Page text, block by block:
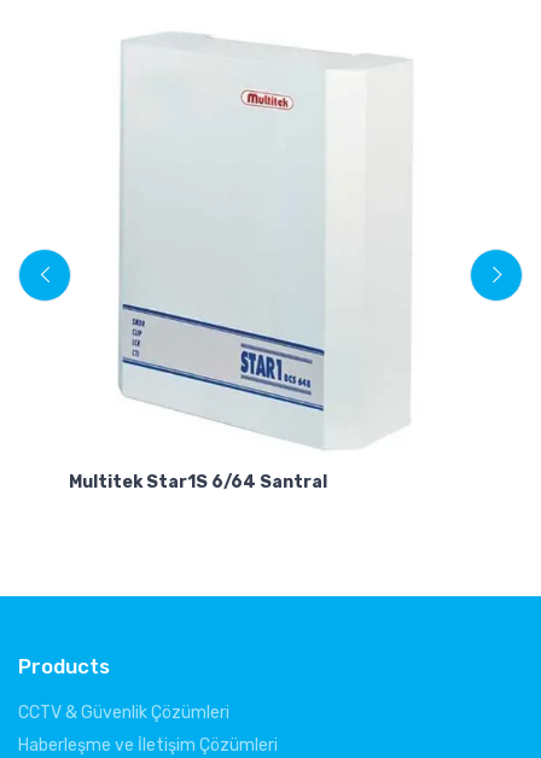
Multitek Star1S 6/64 Santral
Products
CCTV & Güvenlik Çözümleri
Haberleşme ve İletişim Çözümleri